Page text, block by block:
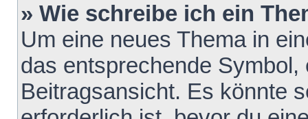
» Wie schreibe ich ein
Um eine neues Thema in
das entsprechende
Beitragsansicht. Es könnte